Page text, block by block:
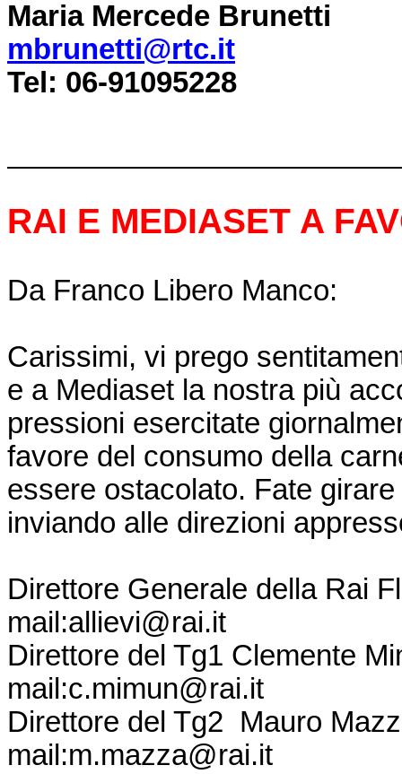
Maria Mercede Brunetti
mbrunetti@rtc.it
Tel: 06-91095228
RAI E MEDIASET A
Da Franco Libero Manco:
Carissimi, vi prego
e a Mediaset la nostra più
pressioni esercitate
favore del consumo della
essere ostacolato. Fate
inviando alle direzioni
Direttore Generale della Rai
mail:allievi@rai.it
Direttore del Tg1 Clemente
mail:c.mimun@rai.it
Direttore del Tg2 Mauro
mail:m.mazza@rai.it